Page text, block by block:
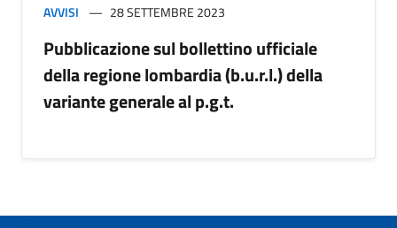
AVVISI 28 SETTEMBRE 2023
Pubblicazione sul bollettino ufficiale
della regione lombardia (b.u.r.l.) della
variante generale al p.g.t.